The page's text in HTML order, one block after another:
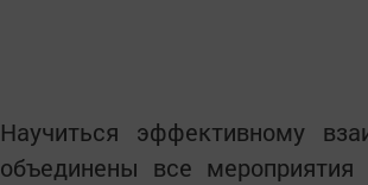
Научиться эффективному
объединены все